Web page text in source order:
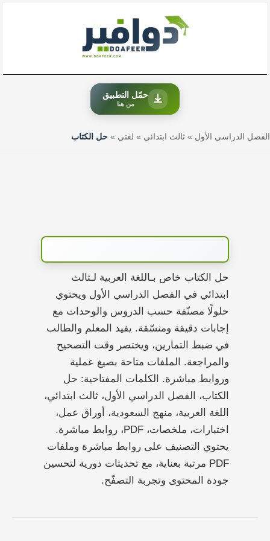
حمّل التطبيق
من هنا
الفصل الدراسي الأول » ثالث ابتدائي » لغتي » حل الكتاب
حل الكتاب خاص بـاللغة العربية لـثالث
ابتدائي في الفصل الدراسي الأول ويحتوي
حلولًا مصنّفة حسب الدروس والوحدات مع
إجابات دقيقة ومنسّقة. يفيد المعلم والطالب
في ضبط التمارين، ويختصر وقت التصحيح
والمراجعة. الملفات متاحة بصيغ عملية
وروابط مباشرة. الكلمات المفتاحية: حل
الكتاب، الفصل الدراسي الأول، ثالث ابتدائي،
اللغة العربية، منهج السعودية، أوراق عمل،
اختبارات، ملخصات، PDF، روابط مباشرة.
يحتوي التصنيف على روابط مباشرة وملفات
PDF مرتبة بعناية، مع تحديثات دورية لتحسين
جودة المحتوى وتجربة التصفّح.